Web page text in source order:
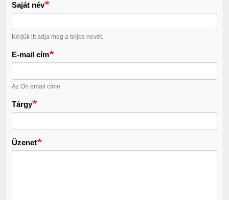
Saját név
Kérjük itt adja meg a teljes nevét.
E-mail cím
Az Ön email címe
Tárgy
Üzenet